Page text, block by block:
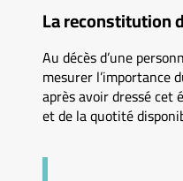
La reconstitution
Au décès d’une
mesurer l’importance
après avoir dressé
et de la quotité